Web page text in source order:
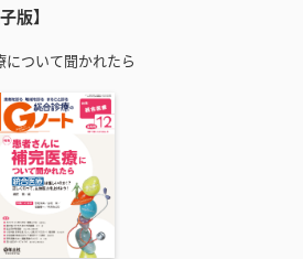
版】
について聞かれたら